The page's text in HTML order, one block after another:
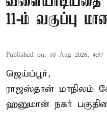
11-ம் வகுப்பு
Published on: 10 Aug 2026, 4:37
ஜெய்ப்பூர்,
ராஜஸ்தான் மாநிலம்
ஹனுமான் நகர்